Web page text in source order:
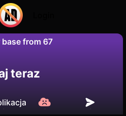
from 67
Nie
teraz